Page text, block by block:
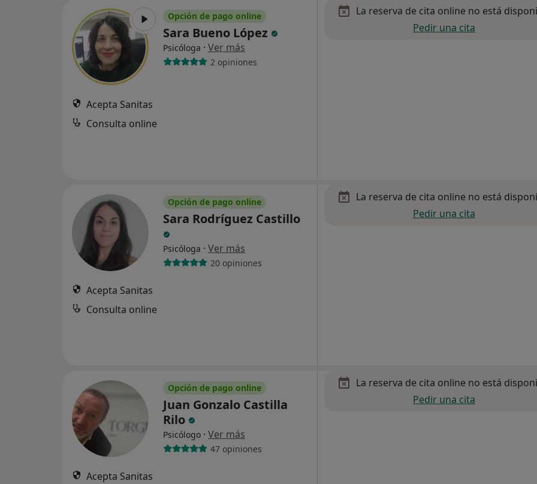
Opción de pago online
Sara Bueno López
Psicóloga · Ver más
2 opiniones
Acepta Sanitas
Consulta online
La reserva de cita online no está
Pedir una cita
Opción de pago online
Sara Rodríguez Castillo
Psicóloga · Ver más
20 opiniones
Acepta Sanitas
Consulta online
La reserva de cita online no está
Pedir una cita
Opción de pago online
Juan Gonzalo Castilla
Rilo
Psicólogo · Ver más
47 opiniones
Acepta Sanitas
La reserva de cita online no está
Pedir una cita